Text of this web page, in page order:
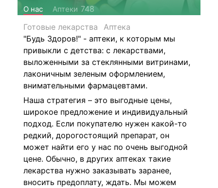
О нас Аптеки 748
Готовые лекарства
Аптека
"Будь Здоров!" - аптеки, к которым мы
привыкли с детства: с лекарствами,
выложенными за стеклянными витринами,
лаконичным зеленым оформлением,
внимательными фармацевтами.
Наша стратегия – это выгодные цены,
широкое предложение и индивидуальный
подход. Если покупателю нужен какой-то
редкий, дорогостоящий препарат, он
может найти его у нас по очень выгодной
цене. Обычно, в других аптеках такие
лекарства нужно заказывать заранее,
вносить предоплату, ждать. Мы можем